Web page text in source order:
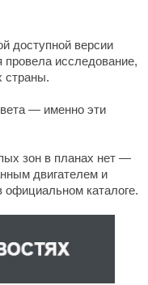
доступной версии
провела исследование,
страны.
— именно эти
зон в планах нет —
двигателем и
официальном каталоге.